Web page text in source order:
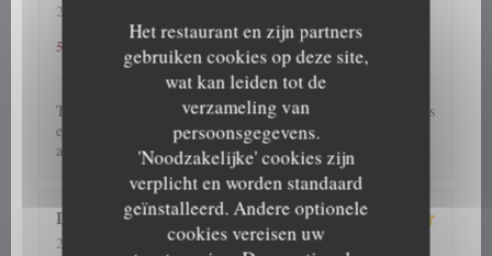
Het restaurant en zijn partners
gebruiken cookies op deze site,
wat kan leiden tot de
verzameling van
persoonsgegevens.
'Noodzakelijke' cookies zijn
verplicht en worden standaard
geïnstalleerd. Andere optionele
cookies vereisen uw
2026-08-05
/5 Atmosfeer:5/5 Keuken: 5/5 Kwaliteit / Prijs
5
Très bon moment partagé en famille devant d'excellents plats
et plateaux de fruits de mer servis par un personnel
attentionné, souriant et disponible. Très belle découverte
Daymon M
2026-08-05
- 12:15 - Gasten 3